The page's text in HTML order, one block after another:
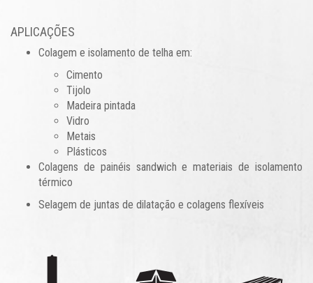
APLICAÇÕES
Colagem e isolamento de telha em:
Cimento
Tijolo
Madeira pintada
Vidro
Metais
Plásticos
Colagens de painéis sandwich e materiais de isolamento
térmico
Selagem de juntas de dilatação e colagens flexíveis